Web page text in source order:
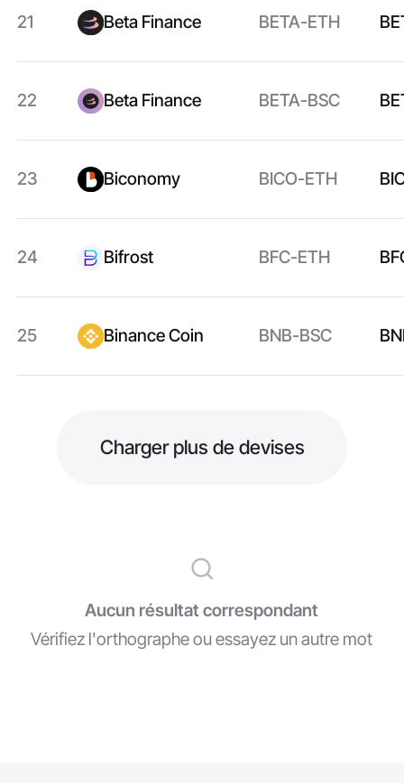
21 Beta Finance BETA-ETH
22 Beta Finance BETA-BSC
23 Biconomy BICO-ETH
24 Bifrost BFC-ETH
25 Binance Coin BNB-BSC
Charger plus de devises
Aucun résultat correspondant
Vérifiez l'orthographe ou essayez un autre mot